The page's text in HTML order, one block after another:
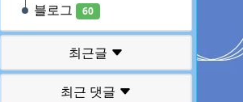
블로그 60
최근글
최근 댓글